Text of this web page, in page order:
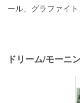
ール、グラファイ
ドリーム/モーニ